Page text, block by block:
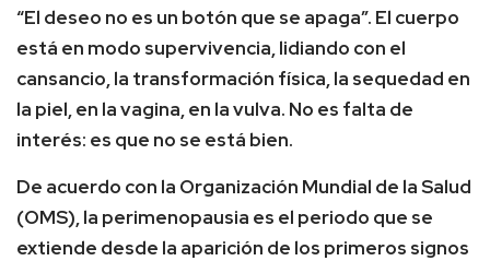
“El deseo no es un botón que se apaga”. El cuerpo
está en modo supervivencia, lidiando con el
cansancio, la transformación física, la sequedad en
la piel, en la vagina, en la vulva. No es falta de
interés: es que no se está bien.
De acuerdo con la Organización Mundial de la Salud
(OMS), la perimenopausia es el periodo que se
extiende desde la aparición de los primeros signos